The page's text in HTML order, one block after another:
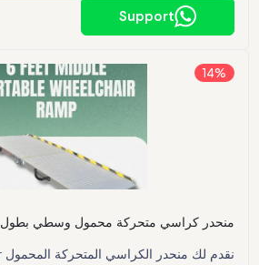
Support
14%
منحدر كراسي متحركة محمول وسطي بطول 6 أقدام